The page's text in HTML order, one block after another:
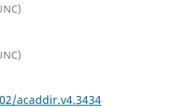
acaddir.v4.3434